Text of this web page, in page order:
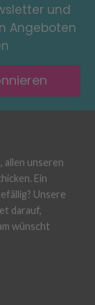
und
Angeboten
allen unseren
Ein
Unsere
darauf,
wünscht